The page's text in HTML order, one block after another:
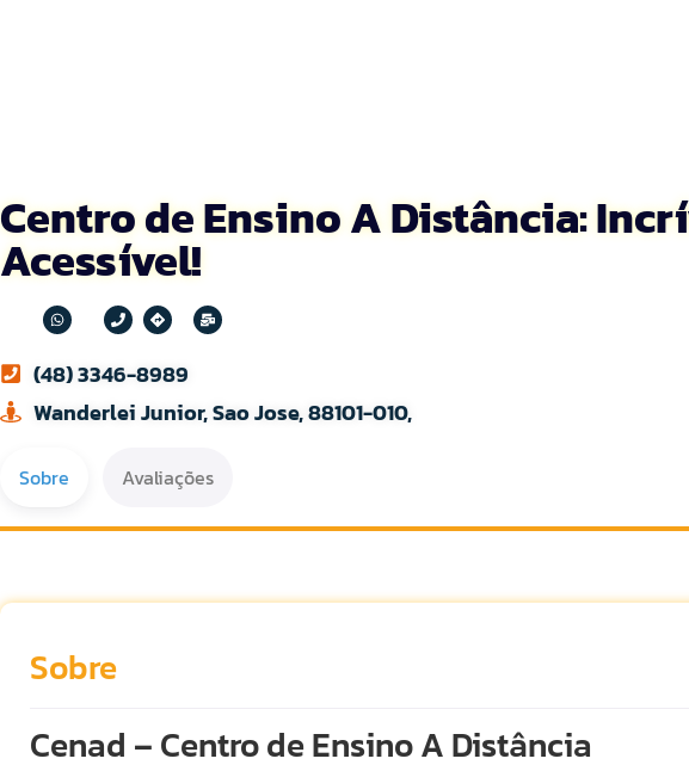
Centro de Ensino A Distância:
Acessível!
(48) 3346-8989
Wanderlei Junior, Sao Jose, 88101-010,
Sobre Avaliações
Sobre
Cenad – Centro de Ensino A Distância